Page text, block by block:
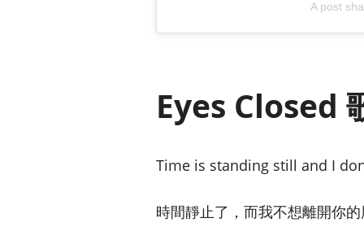
A post
Eyes Closed
Time is standing still and I
時間靜止了，而我不想離開你